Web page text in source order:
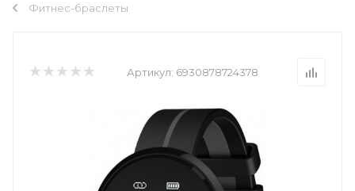
Фитнес-браслеты
Артикул: 6930878724378